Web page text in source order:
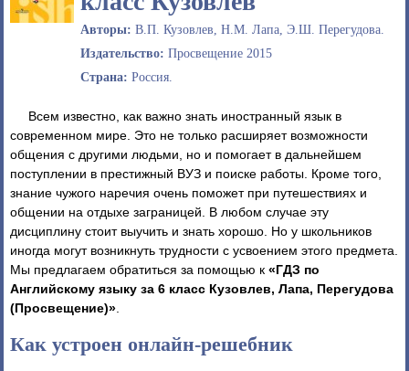
Авторы: В.П. Кузовлев, Н.М. Лапа, Э.Ш. Перегудова.
Издательство: Просвещение 2015
Страна: Россия.
Всем известно, как важно знать иностранный язык в
современном мире. Это не только расширяет возможности
общения с другими людьми, но и помогает в дальнейшем
поступлении в престижный ВУЗ и поиске работы. Кроме того,
знание чужого наречия очень поможет при путешествиях и
общении на отдыхе заграницей. В любом случае эту
дисциплину стоит выучить и знать хорошо. Но у школьников
иногда могут возникнуть трудности с усвоением этого предмета.
Мы предлагаем обратиться за помощью к «ГДЗ по
Английскому языку за 6 класс Кузовлев, Лапа, Перегудова
(Просвещение)»
Как устроен онлайн-решебник